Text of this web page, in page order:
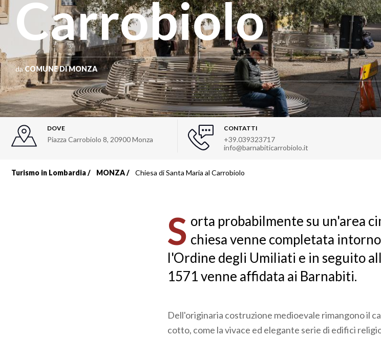
Carrobiolo
daCOMUNE DI MONZA
DOVE
Piazza Carrobiolo 8, 20900Monza
CONTATTI
+39.039323717
info@barnabiticarrobiolo.it
Turismo in Lombardia MONZA Chiesa di Santa Maria al Carrobiolo
S orta probabilmente su un'area
chiesa venne completata
l'Ordine degli Umiliati e in seguito
1571 venne affidata ai Barnabiti.
Dell'originaria costruzione medioevale rimangono il
cotto, come la vivace ed elegante serie di edifici